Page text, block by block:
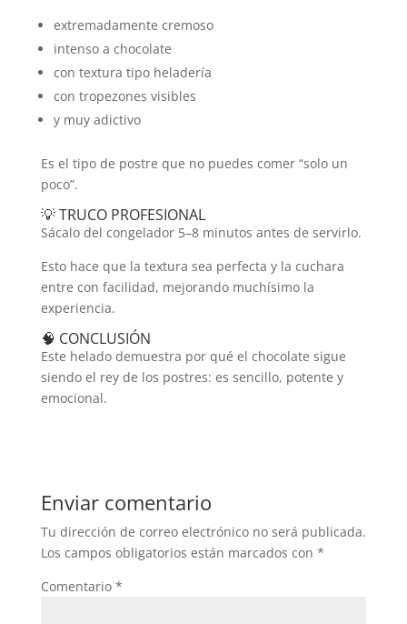
extremadamente cremoso
intenso a chocolate
con textura tipo heladería
con tropezones visibles
y muy adictivo
Es el tipo de postre que no puedes comer “solo un
poco”.
💡 TRUCO PROFESIONAL
Sácalo del congelador 5–8 minutos antes de servirlo.
Esto hace que la textura sea perfecta y la cuchara
entre con facilidad, mejorando muchísimo la
experiencia.
🧠 CONCLUSIÓN
Este helado demuestra por qué el chocolate sigue
siendo el rey de los postres: es sencillo, potente y
emocional.
Enviar comentario
Tu dirección de correo electrónico no será publicada.
Los campos obligatorios están marcados con *
Comentario *